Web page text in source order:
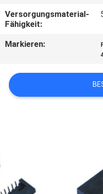
VERBINDUNG
SHOW
SITEMAP
Versorgungsmaterial-
Fähigkeit:
Markieren: